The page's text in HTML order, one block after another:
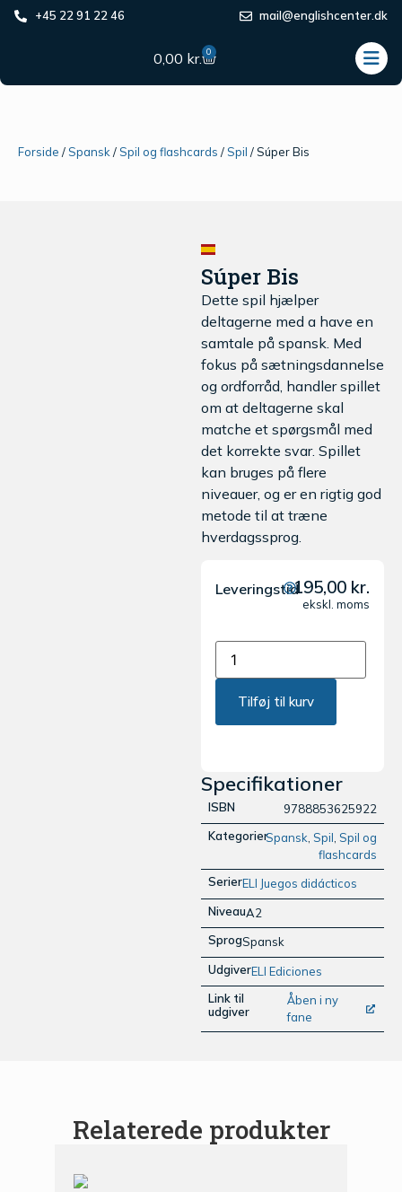
+45 22 91 22 46 mail@englishcenter.dk
0,00 kr. 0
Forside /Spansk /Spil og flashcards /Spil / Súper Bis
Súper Bis
Dette spil hjælper
deltagerne med a have en
samtale på spansk. Med
fokus på sætningsdannelse
og ordforråd, handler spillet
om at deltagerne skal
matche et spørgsmål med
det korrekte svar. Spillet
kan bruges på flere
niveauer, og er en rigtig god
metode til at træne
hverdagssprog.
Leveringstid195,00 kr.
ekskl. moms
Tilføj til kurv
Specifikationer
ISBN
9788853625922
KategorierSpansk, Spil, Spil og
flashcards
SerierELI Juegos didácticos
NiveauA2
SprogSpansk
UdgiverELI Ediciones
Link til
udgiver
Åben i ny
fane
Relaterede produkter